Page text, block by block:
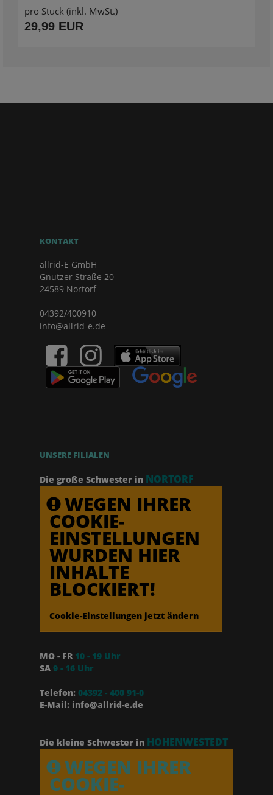
pro Stück (inkl. MwSt.)
29,99 EUR
KONTAKT
allrid-E GmbH
Gnutzer Straße 20
24589 Nortorf
04392/400910
info@allrid-e.de
UNSERE FILIALEN
Die große Schwester in NORTORF
WEGEN IHRER
COOKIE-
EINSTELLUNGEN
WURDEN HIER
INHALTE
BLOCKIERT!
Cookie-Einstellungen jetzt ändern
MO - FR 10 - 19 Uhr
SA 9 - 16 Uhr
Telefon: 04392 - 400 91-0
E-Mail: info@allrid-e.de
Die kleine Schwester in HOHENWESTEDT
WEGEN IHRER
COOKIE-